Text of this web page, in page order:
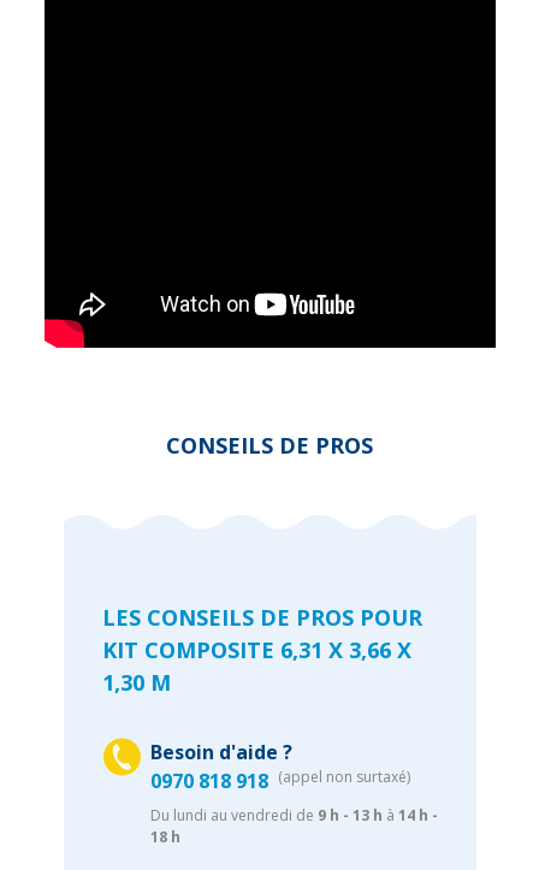
CONSEILS DE PROS
LES CONSEILS DE PROS POUR
KIT COMPOSITE 6,31 X 3,66 X
1,30 M
Besoin d'aide ?
0970 818 918 (appel non surtaxé)
Du lundi au vendredi de 9 h - 13 h à 14 h -
18 h